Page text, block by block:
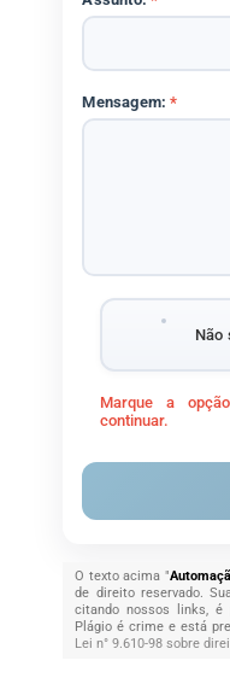
Mensagem:*
Não
Marque a
continuar.
O texto acima "
de direito reservado.
citando nossos links, é
Plágio é crime e está
Lei n° 9.610-98 sobre